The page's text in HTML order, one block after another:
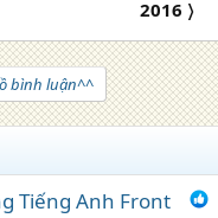
2016 〉
bình luận^^
Tiếng Anh Front